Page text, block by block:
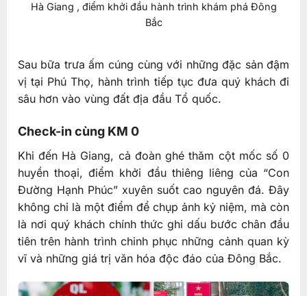
Hà Giang , điểm khởi đầu hành trình khám phá Đông
Bắc
Sau bữa trưa ấm cúng cùng với những đặc sản đậm
vị tại Phú Thọ, hành trình tiếp tục đưa quý khách đi
sâu hơn vào vùng đất địa đầu Tổ quốc.
Check-in cùng KM 0
Khi đến Hà Giang, cả đoàn ghé thăm cột mốc số 0
huyền thoại, điểm khởi đầu thiêng liêng của “Con
Đường Hạnh Phúc” xuyên suốt cao nguyên đá. Đây
không chỉ là một điểm để chụp ảnh kỷ niệm, mà còn
là nơi quý khách chính thức ghi dấu bước chân đầu
tiên trên hành trình chinh phục những cảnh quan kỳ
vĩ và những giá trị văn hóa độc đáo của Đông Bắc.